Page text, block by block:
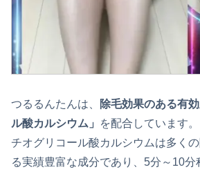
つるるんたんは、
除毛効果のある有
ル酸カルシウム」
を配合しています。
チオグリコール酸カルシウムは多く
る実績豊富な成分であり、5分～10